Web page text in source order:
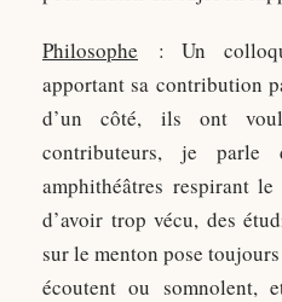
Philosophe : Un
apportant sa contribution
d’un côté, ils ont
contributeurs, je parle
amphithéâtres respirant
d’avoir trop vécu, des
sur le menton pose
écoutent ou somnolent,